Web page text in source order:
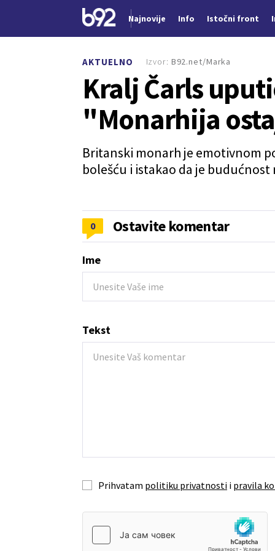
Najnovije Info Istočni front
AKTUELNO
Kralj Čarls
"Monarhija
Britanski monarh je emotivnom
bolešću i istakao da je
Izvor: B92.net/Marka
0 Ostavite komentar
Ime
Tekst
Prihvatam politiku privatnosti i pravila